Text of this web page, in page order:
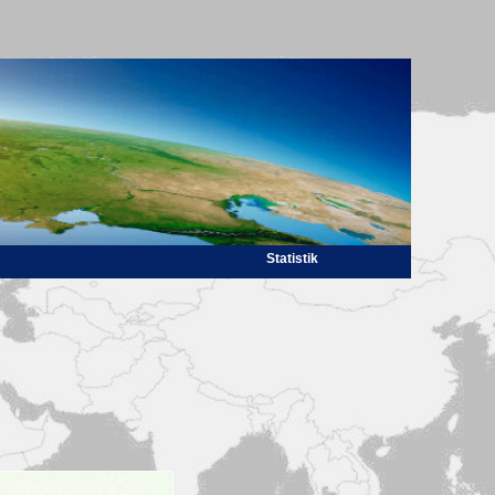
Statistik